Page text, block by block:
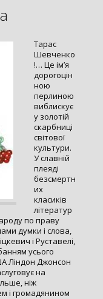
Тарас
Шевченко
!… Це ім’я
дорогоцін
ною
перлиною
виблискує
у золотій
скарбниці
світової
культури.
У славній
плеяді
безсмертн
их
класиків
літератур
по праву
думки і слова,
і Руставелі,
усього
Ліндон Джонсон
на
ніж
і громадянином